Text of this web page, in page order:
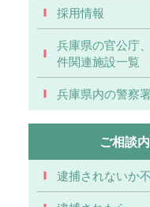
採用情報
兵庫県の官公庁
件関連施設一覧
兵庫県内の警察
ご相談
逮捕されないか